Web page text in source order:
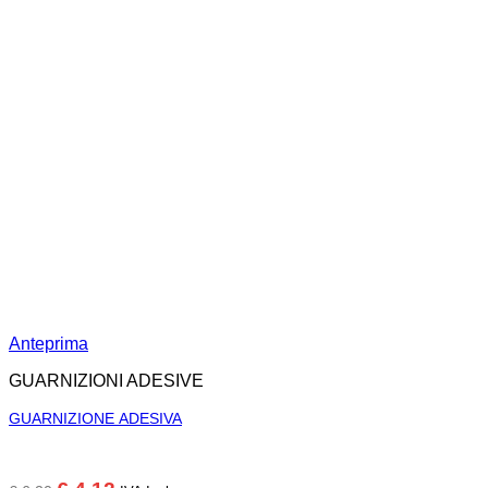
Anteprima
GUARNIZIONI ADESIVE
GUARNIZIONE ADESIVA